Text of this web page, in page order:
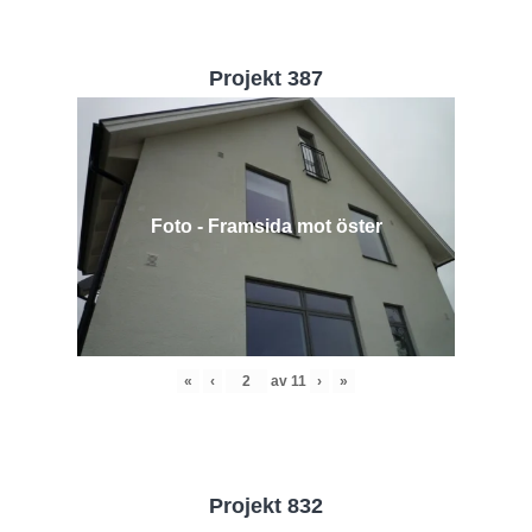
Projekt 387
Foto - Framsida mot öster
« ‹ av 11 › »
Projekt 832